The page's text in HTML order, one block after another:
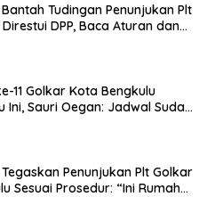
Tudingan Penunjukan Plt
DPP, Baca Aturan dan
11 Golkar Kota Bengkulu
Ini, Sauri Oegan: Jadwal Sudah
Penunjukan Plt Golkar
Sesuai Prosedur: “Ini Rumah